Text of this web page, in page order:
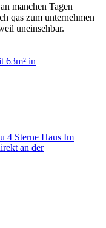
manchen Tagen
qas zum unternehmen
uneinsehbar.
63m² in
4 Sterne Haus Im
an der